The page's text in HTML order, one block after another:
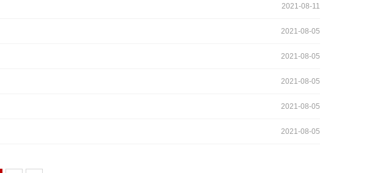
2021-08-11
2021-08-05
2021-08-05
2021-08-05
2021-08-05
2021-08-05